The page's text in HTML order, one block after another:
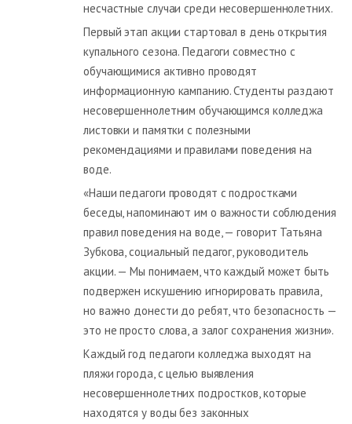
несчастные случаи среди несовершеннолетних.
Первый этап акции стартовал в день открытия
купального сезона. Педагоги совместно с
обучающимися активно проводят
информационную кампанию. Студенты раздают
несовершеннолетним обучающимся колледжа
листовки и памятки с полезными
рекомендациями и правилами поведения на
воде.
«Наши педагоги проводят с подростками
беседы, напоминают им о важности соблюдения
правил поведения на воде, — говорит Татьяна
Зубкова, социальный педагог, руководитель
акции. — Мы понимаем, что каждый может быть
подвержен искушению игнорировать правила,
но важно донести до ребят, что безопасность —
это не просто слова, а залог сохранения жизни».
Каждый год педагоги колледжа выходят на
пляжи города, с целью выявления
несовершеннолетних подростков, которые
находятся у воды без законных